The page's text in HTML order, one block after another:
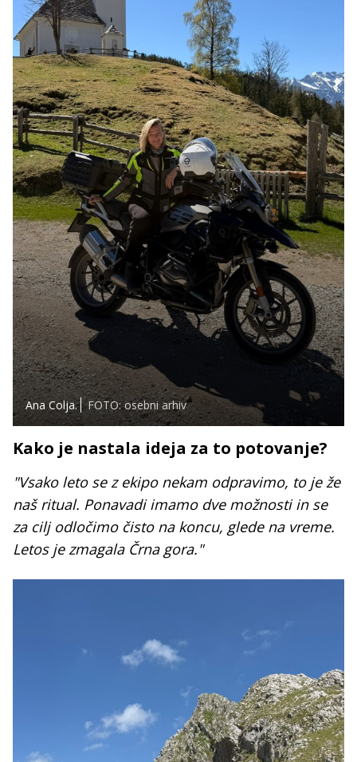
Ana Colja. FOTO: osebni arhiv
Kako je nastala ideja za to potovanje?
"Vsako leto se z ekipo nekam odpravimo, to je že
naš ritual. Ponavadi imamo dve možnosti in se
za cilj odločimo čisto na koncu, glede na vreme.
Letos je zmagala Črna gora."